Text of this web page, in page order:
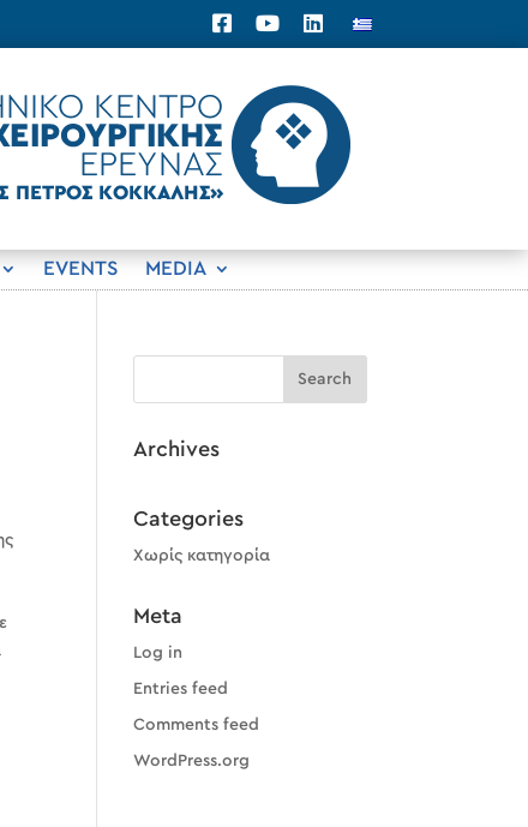
EVENTS MEDIA
Archives
Categories
Χωρίς κατηγορία
Meta
Log in
Entries feed
Comments feed
WordPress.org